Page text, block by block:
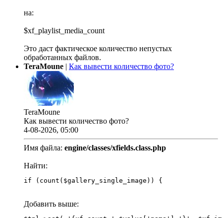
на:
$xf_playlist_media_count
Это даст фактическое количество непустых
обработанных файлов.
TeraMoune | Как вывести количество фото?
TeraMoune
Как вывести количество фото?
4-08-2026, 05:00
Имя файла: engine/classes/xfields.class.php
Найти:
if (count($gallery_single_image)) {
Добавить выше: